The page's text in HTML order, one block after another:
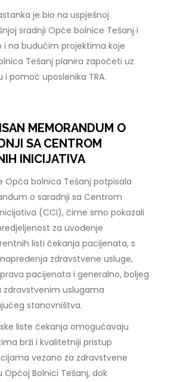
je bio na uspješnoj
sradnji Opće bolnice Tešanj i
i na budućim projektima koje
Tešanj planira započeti uz
i pomoć uposlenika TRA.
MEMORANDUM O
SA CENTROM
INICIJATIVA
Opća bolnica Tešanj potpisala
o saradnji sa Centrom
(CCI), čime smo pokazali
za uvođenje
listi čekanja pacijenata, s
zdravstvene usluge,
pacijenata i generalno, boljeg
zdravstvenim uslugama
stanovništva.
liste čekanja omogućavaju
brži i kvalitetniji pristup
vezano za zdravstvene
Općoj Bolnici Tešanj, dok